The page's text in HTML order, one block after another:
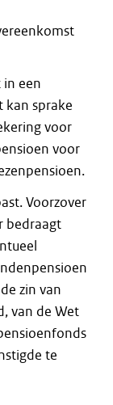
in een
kan sprake
voor
voor
Voorzover
bedraagt
zin van
van de Wet
te